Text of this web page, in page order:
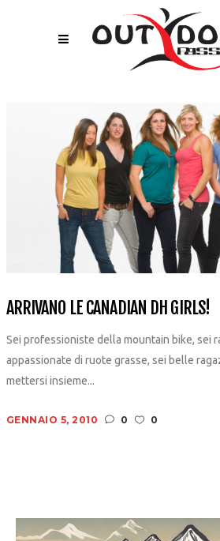
ARRIVANO LE CANADIAN DH GIRLS!
Sei professioniste della mountain bike, sei
appassionate di ruote grasse, sei belle
mettersi insieme...
GENNAIO 5, 2010 0 0